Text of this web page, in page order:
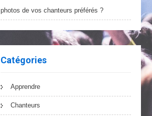
photos de vos chanteurs préférés ?
Catégories
Apprendre
Chanteurs